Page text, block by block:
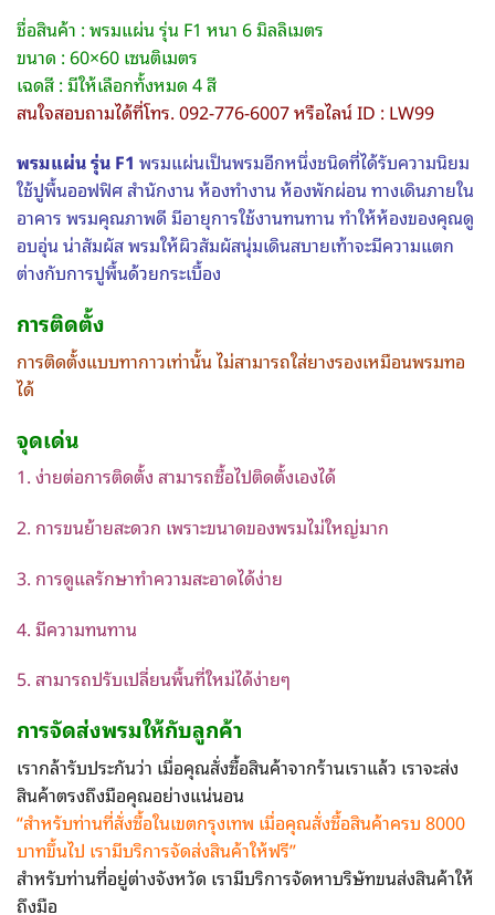
ชื่อสินค้า : พรมแผ่น รุ่น F1 หนา 6 มิลลิเมตร
ขนาด : 60×60 เซนติเมตร
เฉดสี : มีให้เลือกทั้งหมด 4 สี
สนใจสอบถามได้ที่โทร. 092-776-6007 หรือไลน์ ID : LW99
พรมแผ่น รุ่น F1 พรมแผ่นเป็นพรมอีกหนึ่งชนิดที่ได้รับความนิยม
ใช้ปูพื้นออฟฟิศ สำนักงาน ห้องทำงาน ห้องพักผ่อน ทางเดินภายใน
อาคาร พรมคุณภาพดี มีอายุการใช้งานทนทาน ทำให้ห้องของคุณดู
อบอุ่น น่าสัมผัส พรมให้ผิวสัมผัสนุ่มเดินสบายเท้าจะมีความแตก
ต่างกับการปูพื้นด้วยกระเบื้อง
การติดตั้ง
การติดตั้งแบบทากาวเท่านั้น ไม่สามารถใส่ยางรองเหมือนพรมทอ
ได้
จุดเด่น
1. ง่ายต่อการติดตั้ง สามารถซื้อไปติดตั้งเองได้
2. การขนย้ายสะดวก เพราะขนาดของพรมไม่ใหญ่มาก
3. การดูแลรักษาทำความสะอาดได้ง่าย
4. มีความทนทาน
5. สามารถปรับเปลี่ยนพื้นที่ใหม่ได้ง่ายๆ
การจัดส่งพรมให้กับลูกค้า
เรากล้ารับประกันว่า เมื่อคุณสั่งซื้อสินค้าจากร้านเราแล้ว เราจะส่ง
สินค้าตรงถึงมือคุณอย่างแน่นอน
“สำหรับท่านที่สั่งซื้อในเขตกรุงเทพ เมื่อคุณสั่งซื้อสินค้าครบ 8000
บาทขึ้นไป เรามีบริการจัดส่งสินค้าให้ฟรี”
สำหรับท่านที่อยู่ต่างจังหวัด เรามีบริการจัดหาบริษัทขนส่งสินค้าให้
ถึงมือ